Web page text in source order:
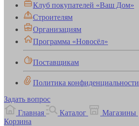
Клуб покупателей «Ваш Дом»
Строителям
Организациям
Программа «Новосёл»
Поставщикам
Политика конфиденциальности
Задать вопрос
Главная
Каталог Магазины
Корзина